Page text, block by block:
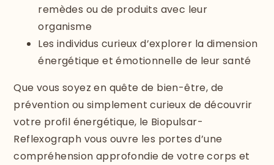
remèdes ou de produits avec leur
organisme
Les individus curieux d’explorer la dimension
énergétique et émotionnelle de leur santé
Que vous soyez en quête de bien-être, de
prévention ou simplement curieux de découvrir
votre profil énergétique, le Biopulsar-
Reflexograph vous ouvre les portes d’une
compréhension approfondie de votre corps et